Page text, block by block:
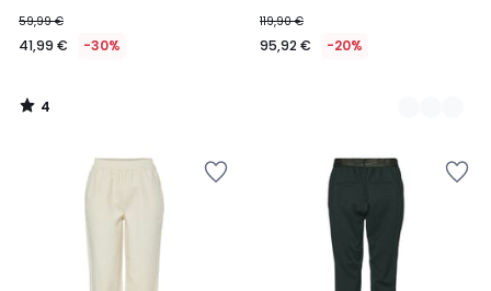
59,99 €
41,99 € -30%
4
/
119,90 €
95,92 € -20%